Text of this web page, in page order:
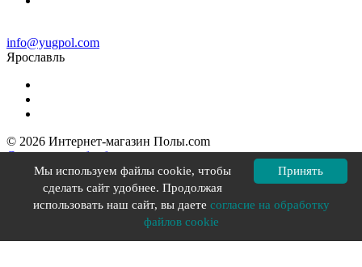
info@yugpol.com
Ярославль
© 2026 Интернет-магазин Полы.com
Согласие на обработку персональных данных
Политика конфиденциальности
Политика в отношении файлов cookie
Разработка сайта YOU-X
Принять
Мы используем файлы cookie, чтобы
сделать сайт удобнее. Продолжая
использовать наш сайт, вы даете согласие на обработку
файлов cookie